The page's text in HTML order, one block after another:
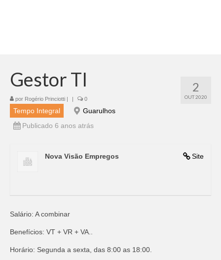
2
OUT 2020
Gestor TI
por Rogério Princiotti | | 0
Tempo Integral
Guarulhos
Publicado 6 anos atrás
Site
Nova Visão Empregos
Salário: A combinar
Benefícios: VT + VR + VA..
Horário: Segunda a sexta, das 8:00 as 18:00.